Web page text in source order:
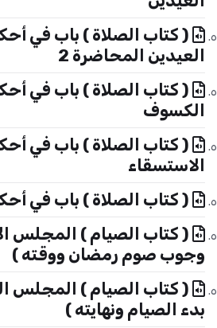
( كتاب الصلاة ) باب في
العيدين المحاضرة 2
( كتاب الصلاة ) باب في
الكسوف
( كتاب الصلاة ) باب في
الاستسقاء
( كتاب الصلاة ) باب في
( كتاب الصيام ) المجلس
وجوب صوم رمضان ووقته )
( كتاب الصيام ) المجلس
بدء الصيام ونهايته )